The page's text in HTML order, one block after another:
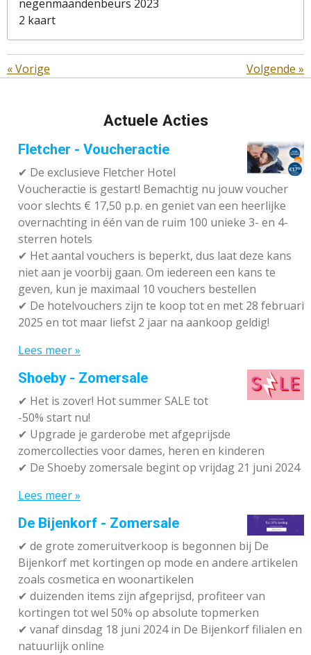
negenmaandenbeurs 2023
2 kaart
«Vorige Volgende »
Actuele Acties
Fletcher - Voucheractie
✔ De exclusieve Fletcher Hotel
Voucheractie is gestart! Bemachtig nu jouw voucher
voor slechts € 17,50 p.p. en geniet van een heerlijke
overnachting in één van de ruim 100 unieke 3- en 4-
sterren hotels
✔ Het aantal vouchers is beperkt, dus laat deze kans
niet aan je voorbij gaan. Om iedereen een kans te
geven, kun je maximaal 10 vouchers bestellen
✔ De hotelvouchers zijn te koop tot en met 28 februari
2025 en tot maar liefst 2 jaar na aankoop geldig!
Lees meer »
Shoeby - Zomersale
✔ Het is zover! Hot summer SALE tot
-50% start nu!
✔ Upgrade je garderobe met afgeprijsde
zomercollecties voor dames, heren en kinderen
✔ De Shoeby zomersale begint op vrijdag 21 juni 2024
Lees meer »
De Bijenkorf - Zomersale
✔ de grote zomeruitverkoop is begonnen bij De
Bijenkorf met kortingen op mode en andere artikelen
zoals cosmetica en woonartikelen
✔ duizenden items zijn afgeprijsd, profiteer van
kortingen tot wel 50% op absolute topmerken
✔ vanaf dinsdag 18 juni 2024 in De Bijenkorf filialen en
natuurlijk online